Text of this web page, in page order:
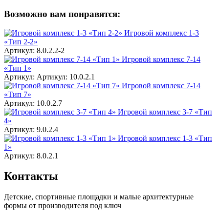
Возможно вам понравятся:
Игровой комплекс 1-3
«Тип 2-2»
Артикул: 8.0.2.2-2
Игровой комплекс 7-14
«Тип 1»
Артикул: Артикул: 10.0.2.1
Игровой комплекс 7-14
«Тип 7»
Артикул: 10.0.2.7
Игровой комплекс 3-7 «Тип
4»
Артикул: 9.0.2.4
Игровой комплекс 1-3 «Тип
1»
Артикул: 8.0.2.1
Контакты
Детские, спортивные площадки и малые архитектурные
формы от производителя под ключ